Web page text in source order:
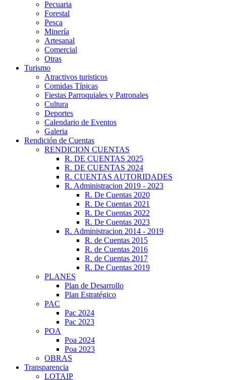
Pecuaria
Forestal
Pesca
Minería
Artesanal
Comercial
Otras
Turismo
Atractivos turisticos
Comidas Típicas
Fiestas Parroquiales y Patronales
Cultura
Deportes
Calendario de Eventos
Galeria
Rendición de Cuentas
RENDICION CUENTAS
R. DE CUENTAS 2025
R. DE CUENTAS 2024
R. CUENTAS AUTORIDADES
R. Administracion 2019 - 2023
R. De Cuentas 2020
R. De Cuentas 2021
R. De Cuentas 2022
R. De Cuentas 2023
R. Administracion 2014 - 2019
R. de Cuentas 2015
R. de Cuentas 2016
R. de Cuentas 2017
R. De Cuentas 2019
PLANES
Plan de Desarrollo
Plan Estratégico
PAC
Pac 2024
Pac 2023
POA
Poa 2024
Poa 2023
OBRAS
Transparencia
LOTAIP